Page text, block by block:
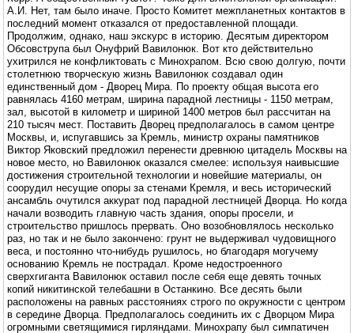
А.И. Нет, там было иначе. Просто Комитет межпланетных контактов в
последний момент отказался от предоставленной площади.
Продолжим, однако, наш экскурс в историю. Десятым директором
Обсовструпа был Онуфрий Вавилонюк. Вот кто действительно
ухитрился не конфликтовать с Минохрапом. Всю свою долгую, почти
столетнюю творческую жизнь Вавилонюк создавал один
единственный дом - Дворец Мира. По проекту общая высота его
равнялась 4160 метрам, ширина парадной лестницы - 1150 метрам,
зал, высотой в километр и шириной 1400 метров был рассчитан на
210 тысяч мест. Поставить Дворец предполагалось в самом центре
Москвы, и, испугавшись за Кремль, министр охраны памятников
Виктор Яковский предложил перенести древнюю цитадель Москвы на
новое место, но Вавилонюк оказался смелее: используя наивысшие
достижения строительной технологии и новейшие материалы, он
соорудил несущие опоры за стенами Кремля, и весь исторический
ансамбль очутился аккурат под парадной лестницей Дворца. Но когда
начали возводить главную часть здания, опоры просели, и
строительство пришлось прервать. Оно возобновлялось несколько
раз, но так и не было закончено: грунт не выдерживал чудовищного
веса, и постоянно что-нибудь рушилось, но благодаря могучему
основанию Кремль не пострадал. Кроме недостроенного
сверхгиганта Вавилонюк оставил после себя еще девять точных
копий никитинской телебашни в Останкино. Все десять были
расположены на равных расстояниях строго по окружности с центром
в середине Дворца. Предполагалось соединить их с Дворцом Мира
огромными светящимися гирляндами. Минохрапу был симпатичен